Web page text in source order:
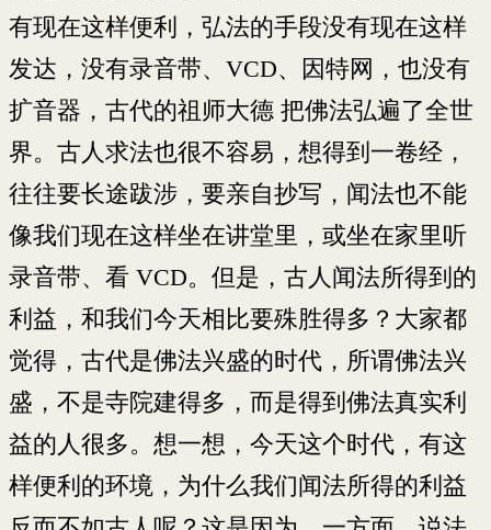
有现在这样便利，弘法的手段没有现在这样
发达，没有录音带、VCD、因特网，也没有
扩音器，古代的祖师大德 把佛法弘遍了全世
界。古人求法也很不容易，想得到一卷经，
往往要长途跋涉，要亲自抄写，闻法也不能
像我们现在这样坐在讲堂里，或坐在家里听
录音带、看 VCD。但是，古人闻法所得到的
利益，和我们今天相比要殊胜得多？大家都
觉得，古代是佛法兴盛的时代，所谓佛法兴
盛，不是寺院建得多，而是得到佛法真实利
益的人很多。想一想，今天这个时代，有这
样便利的环境，为什么我们闻法所得的利益